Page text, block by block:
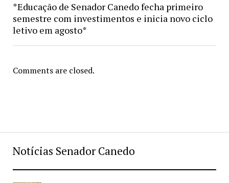
Notícias Senador Canedo
*Educação de Senador Canedo fecha primeiro
semestre com investimentos e inicia novo ciclo
letivo em agosto*
Comments are closed.